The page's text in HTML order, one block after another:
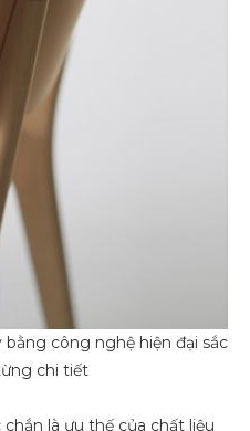
bằng công nghệ hiện đại sắc
chi tiết
là ưu thế của chất liệu